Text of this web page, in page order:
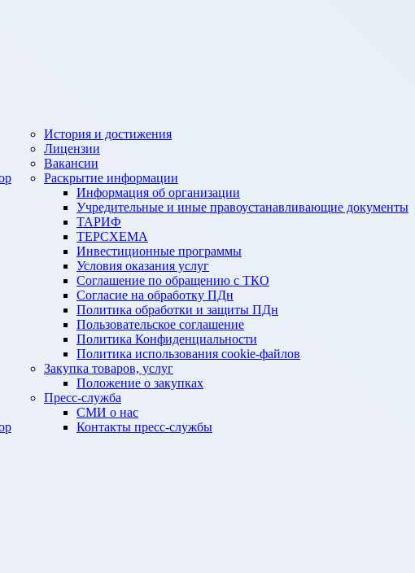
История и достижения
Лицензии
Вакансии
Раскрытие информации
Информация об организации
Учредительные и иные правоустанавливающие документы
ТАРИФ
ТЕРСХЕМА
Инвестиционные программы
Условия оказания услуг
Соглашение по обращению с ТКО
Согласие на обработку ПДн
Политика обработки и защиты ПДн
Пользовательское соглашение
Политика Конфиденциальности
Политика использования cookie-файлов
Закупка товаров, услуг
Положение о закупках
Пресс-служба
СМИ о нас
Контакты пресс-службы